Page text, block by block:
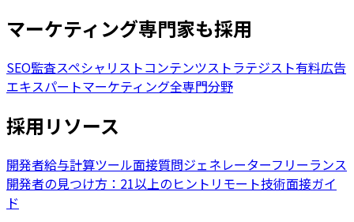
マーケティング専門家も採用
SEO監査スペシャリストコンテンツストラテジスト有料広告
エキスパートマーケティング全専門分野
採用リソース
開発者給与計算ツール面接質問ジェネレーターフリーランス
開発者の見つけ方：21以上のヒント リモート技術面接ガイ
ド